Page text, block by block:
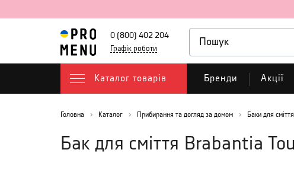
0 (800) 402 204
Графік роботи
Каталог товарів Бренди Акції
Головна Каталог Прибирання та догляд за домом Баки для
Бак для сміття Brabantia